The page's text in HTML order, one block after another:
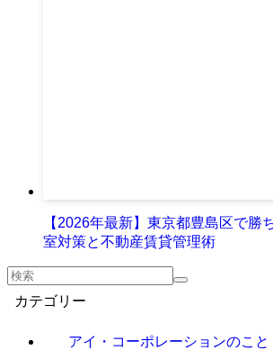
【2026年最新】東京都豊島区で勝
室対策と不動産賃貸管理術
カテゴリー
アイ・コーポレーションのこと